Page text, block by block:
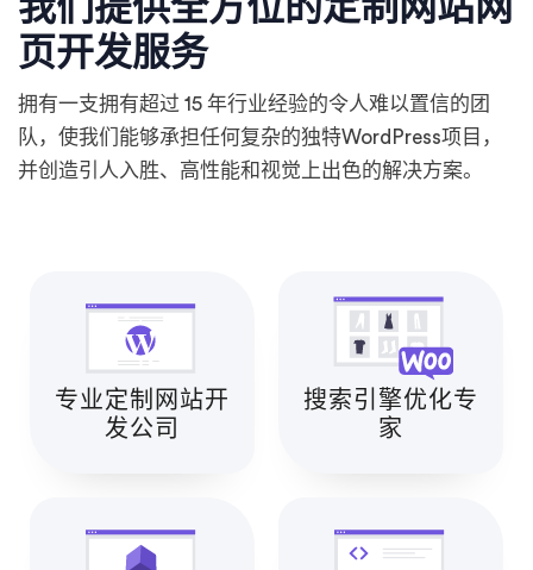
我们提供全方位的定制网站网
页开发服务
拥有一支拥有超过 15 年行业经验的令人难以置信的团
队，使我们能够承担任何复杂的独特WordPress项目，
并创造引人入胜、高性能和视觉上出色的解决方案。
专业定制网站开
发公司
搜索引擎优化专
家